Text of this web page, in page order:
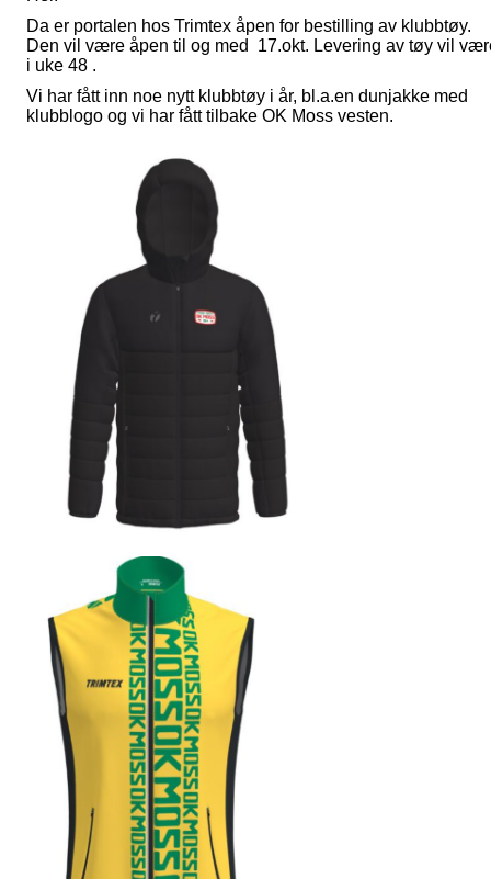
Da er portalen hos Trimtex åpen for bestilling av klubbtøy.
Den vil være åpen til og med 17.okt. Levering av tøy vil
i uke 48 .
Vi har fått inn noe nytt klubbtøy i år, bl.a.en dunjakke med
klubblogo og vi har fått tilbake OK Moss vesten.